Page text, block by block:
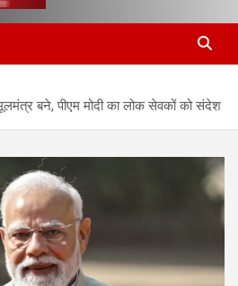
बने, पीएम मोदी का लोक सेवकों को संदेश